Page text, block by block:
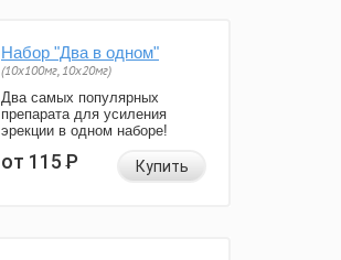
Набор "Два в одном"
(10x100мг, 10x20мг)
Два самых популярных
препарата для усиления
эрекции в одном наборе!
от 115Р Купить